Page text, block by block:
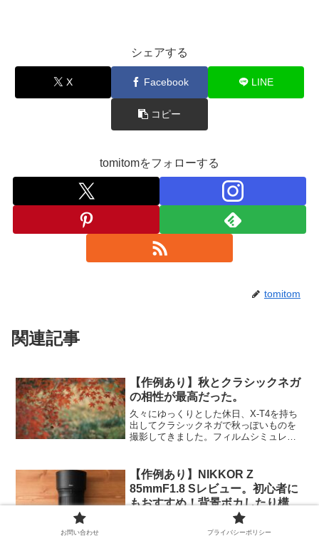
シェアする
X Facebook LINE
コピー
tomitomをフォローする
tomitom
関連記事
【作例あり】秋とクラシックネガ
の相性が最高だった。
久々にゆっくりとした休日、X-T4を持ち
出してクラシックネガで秋っぽいものを
撮影してきました。フィルムシミュレー
とても相性がいいなと感じました。その
反面なんてことない写...
【作例あり】NIKKOR Z
85mmF1.8 Sレビュー。初心者に
もおすすめ！背景ボカしたり構図
NIKKOR Z 85mmF1.8 Sなかなかに良い
レンズです。解像度が素晴らしい、サイ
お問い合わせ プライバシーポリシー